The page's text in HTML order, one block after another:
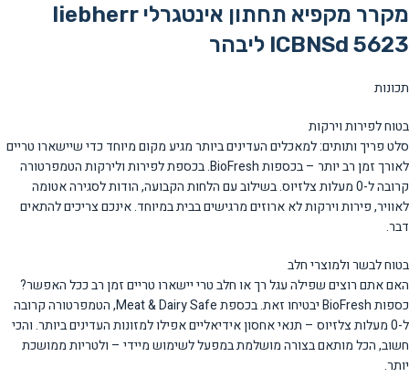
מקרר מקפיא תחתון אינטגרלי liebherr
ICBNSd 5623 ליבהר
תכונות
בטוח לפירות וירקות
סלט פריך ותותים: למאכלים העדינים ביותר מגיע מקום מיוחד כדי שיישארו טריים
לאורך זמן רב יותר – בכספות BioFresh. בכספת לפירות ולירקות הטמפרטורה
קרובה ל-0 מעלות צלזיוס. בשילוב עם הלחות הקבועה, הודות לסגירה אטומה
לאוויר, פירות וירקות לא ארוזים מרגישים בבית במיוחד. אינכם צריכים להתאים
דבר.
בטוח לבשר ולמוצרי חלב
האם אתם רוצים שפילה עגל רך או חלב טרי יישארו טריים זמן רב ככל האפשר?
כספות BioFresh יבטיחו זאת. בכספת Meat & Dairy Safe, הטמפרטורה קרובה
ל-0 מעלות צלזיוס – תנאי אחסון אידיאליים אפילו למזונות העדינים ביותר. והכי
חשוב, הכל מותאם בצורה מושלמת במפעל לשימוש מיידי – ולטריות ממושכת
יותר.